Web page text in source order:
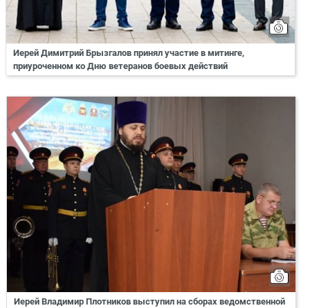
Иерей Димитрий Брызгалов принял участие в митинге,
приуроченном ко Дню ветеранов боевых действий
Иерей Владимир Плотников выступил на сборах ведомственной